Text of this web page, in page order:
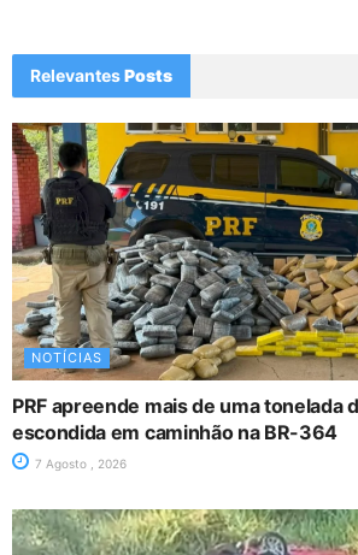
RelevantesPosts
NOTÍCIAS
PRF apreende mais de uma tonelada
escondida em caminhão na BR-364
7 Agosto , 2026